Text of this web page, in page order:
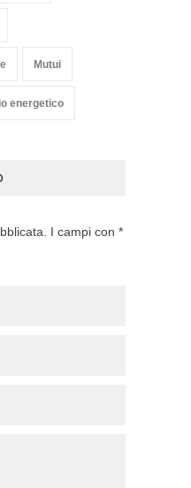
Mutui
energetico
I campi con *